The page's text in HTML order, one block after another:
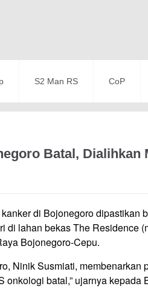
S2 Man RS CoP
Batal, Dialihkan
di Bojonegoro dipastikan
di lahan bekas The Residence
Bojonegoro-Cepu.
Ninik Susmiati, membenarkan
batal,” ujarnya kepada